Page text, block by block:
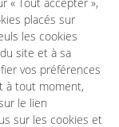
placés sur
les cookies
site et à sa
vos préférences
à tout moment,
le lien
sur les cookies et